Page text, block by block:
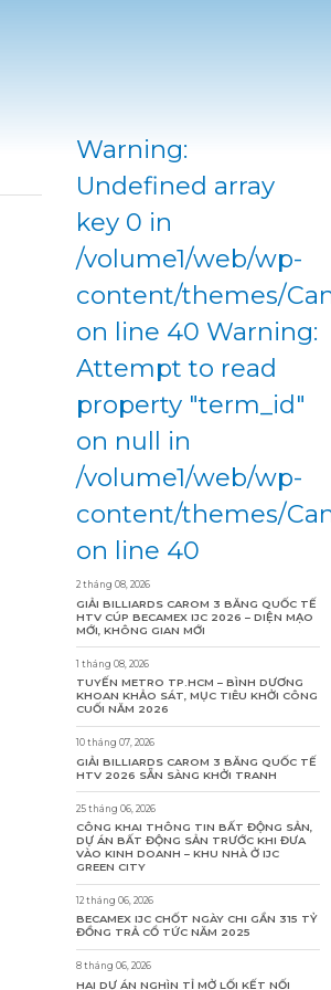
Warning:
Undefined array
key 0 in
/volume1/web/wp-
content/themes/
on line 40 Warning:
Attempt to read
property "term_id"
on null in
/volume1/web/wp-
content/themes/
on line 40
2 tháng 08, 2026
GIẢI BILLIARDS CAROM 3 BĂNG QUỐC TẾ
HTV CÚP BECAMEX IJC 2026 – DIỆN MẠO
MỚI, KHÔNG GIAN MỚI
1 tháng 08, 2026
TUYẾN METRO TP.HCM – BÌNH DƯƠNG
KHOAN KHẢO SÁT, MỤC TIÊU KHỞI CÔNG
CUỐI NĂM 2026
10 tháng 07, 2026
GIẢI BILLIARDS CAROM 3 BĂNG QUỐC TẾ
HTV 2026 SẴN SÀNG KHỞI TRANH
25 tháng 06, 2026
CÔNG KHAI THÔNG TIN BẤT ĐỘNG SẢN,
DỰ ÁN BẤT ĐỘNG SẢN TRƯỚC KHI ĐƯA
VÀO KINH DOANH – KHU NHÀ Ở IJC
GREEN CITY
12 tháng 06, 2026
BECAMEX IJC CHỐT NGÀY CHI GẦN 315 TỶ
ĐỒNG TRẢ CỔ TỨC NĂM 2025
8 tháng 06, 2026
HAI DỰ ÁN NGHÌN TỈ MỞ LỐI KẾT NỐI